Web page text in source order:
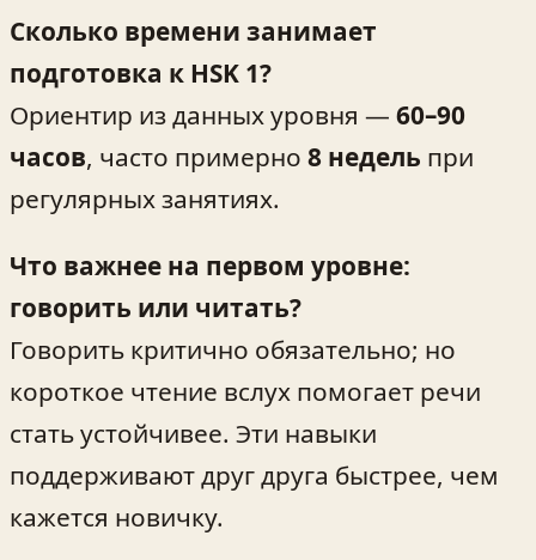
Сколько времени занимает
подготовка к HSK 1?
Ориентир из данных уровня — 60–90
часов, часто примерно 8 недель при
регулярных занятиях.
Что важнее на первом уровне:
говорить или читать?
Говорить критично обязательно; но
короткое чтение вслух помогает речи
стать устойчивее. Эти навыки
поддерживают друг друга быстрее, чем
кажется новичку.